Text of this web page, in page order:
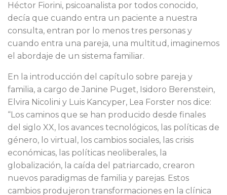
Héctor Fiorini, psicoanalista por todos conocido,
decía que cuando entra un paciente a nuestra
consulta, entran por lo menos tres personas y
cuando entra una pareja, una multitud, imaginemos
el abordaje de un sistema familiar.
En la introducción del capítulo sobre pareja y
familia, a cargo de Janine Puget, Isidoro Berenstein,
Elvira Nicolini y Luis Kancyper, Lea Forster nos dice:
“Los caminos que se han producido desde finales
del siglo XX, los avances tecnológicos, las políticas de
género, lo virtual, los cambios sociales, las crisis
económicas, las políticas neoliberales, la
globalización, la caída del patriarcado, crearon
nuevos paradigmas de familia y parejas. Estos
cambios produjeron transformaciones en la clínica